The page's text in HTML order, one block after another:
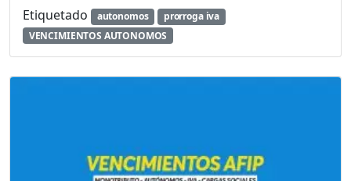
Etiquetado
autonomos
prorroga iva
VENCIMIENTOS AUTONOMOS